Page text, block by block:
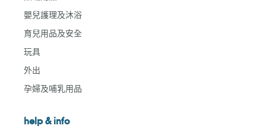
嬰兒護理及沐浴
育兒用品及安全
玩具
外出
孕婦及哺乳用品
help & info